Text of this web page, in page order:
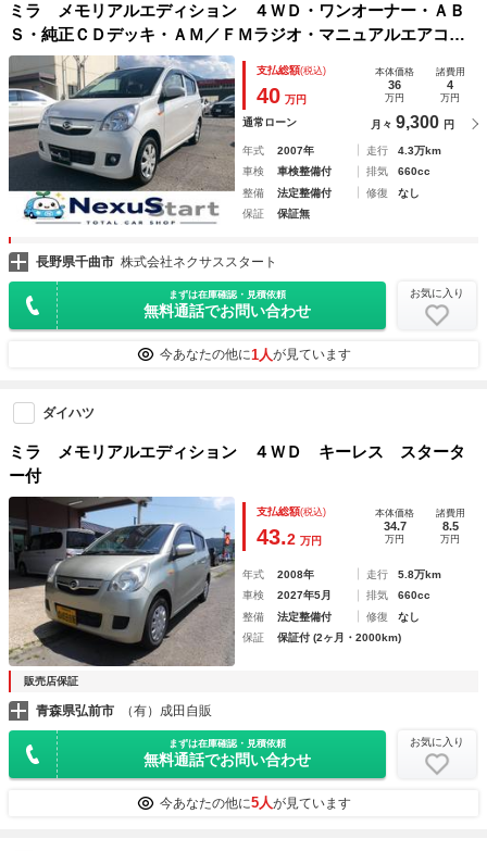
ミラ メモリアルエディション ４ＷＤ・ワンオーナー・ＡＢ
Ｓ・純正ＣＤデッキ・ＡＭ／ＦＭラジオ・マニュアルエアコ
ン・フォグランプ・ヘッドライトレベライザー・パワーウィン
ドウ・スペアキー・取扱説明書・保証書
支払総額(税込)
40 万円
本体価格
36
万円
諸費用
4
万円
通常ローン 月々 9,300 円
年式 2007年 走行
4.3万km
車検
車検整備付 排気
660cc
整備
法定整備付 修復
なし
保証
保証無
長野県千曲市 株式会社ネクサススタート
まずは在庫確認・見積依頼
無料通話でお問い合わせ
お気に入り
今あなたの他に1人が見ています
ダイハツ
ミラ メモリアルエディション ４ＷＤ キーレス スタータ
ー付
支払総額(税込)
43.2 万円
本体価格
34.7
万円
諸費用
8.5
万円
年式 2008年 走行
5.8万km
車検
2027年5月 排気
660cc
整備
法定整備付 修復
なし
保証
保証付 (2ヶ月・2000km)
販売店保証
青森県弘前市 （有）成田自販
まずは在庫確認・見積依頼
無料通話でお問い合わせ
お気に入り
今あなたの他に5人が見ています